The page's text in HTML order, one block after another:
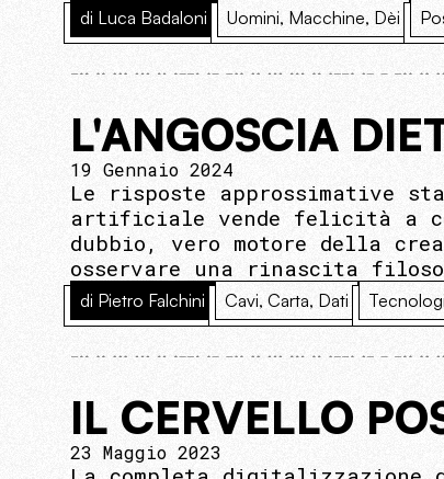
di Luca Badaloni Uomini, Macchine, Dèi
L'ANGOSCIA
19 Gennaio 2024
Le risposte approssimative
artificiale vende felicità a
dubbio, vero motore della
osservare una rinascita
di Pietro Falchini Cavi, Carta, Dati
IL CERVELLO
23 Maggio 2023